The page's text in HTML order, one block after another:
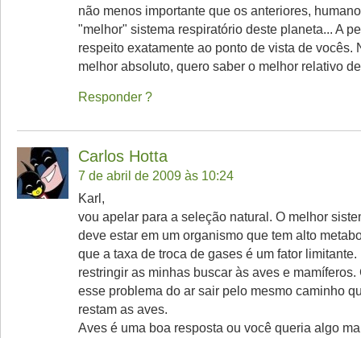
não menos importante que os anteriores,
"melhor" sistema respiratório deste planeta... A
respeito exatamente ao ponto de vista de vocês.
melhor absoluto, quero saber o melhor relativo
Responder
Carlos Hotta
7 de abril de 2009 às 10:24
Karl,
vou apelar para a seleção natural. O melhor
deve estar em um organismo que tem alto
que a taxa de troca de gases é um fator limitante.
restringir as minhas buscar às aves e mamíferos.
esse problema do ar sair pelo mesmo caminho
restam as aves.
Aves é uma boa resposta ou você queria algo